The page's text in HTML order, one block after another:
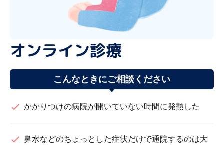
オンライン診療
こんなときにご相談ください
check かかりつけの病院が開いていない時間に発熱した
check 鼻水などのちょっとした症状だけで通院するのは大